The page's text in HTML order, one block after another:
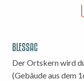
BLESSAC
Der Ortskern wird
(Gebäude aus dem